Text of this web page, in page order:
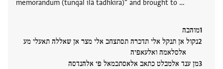
memorandum (tunqal ilā tadhkira)" and brought to …
מוהבה
נקול אן תנקל אלי תדכרה תסתצחב אלי מצר אן שאללה תאעלי מע
אלסלאמה ואלעאפיה
מן ענד אלמבלט כתאב אלאסתכמאל פי אלהנדסה